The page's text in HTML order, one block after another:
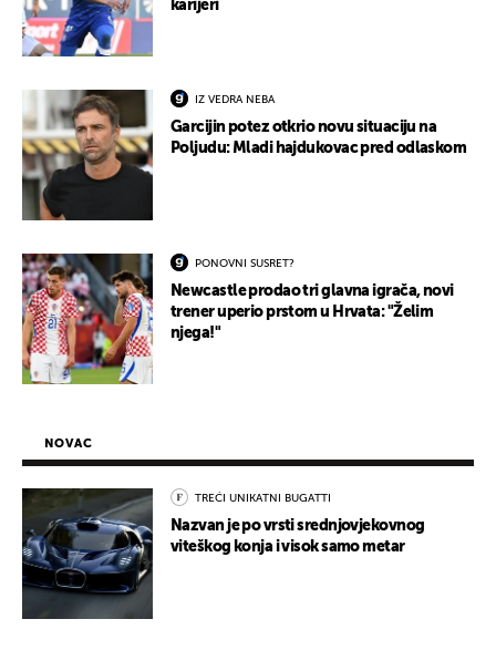
karijeri
IZ VEDRA NEBA
Garcijin potez otkrio novu situaciju na
Poljudu: Mladi hajdukovac pred odlaskom
PONOVNI SUSRET?
Newcastle prodao tri glavna igrača, novi
trener uperio prstom u Hrvata: "Želim
njega!"
NOVAC
TREĆI UNIKATNI BUGATTI
Nazvan je po vrsti srednjovjekovnog
viteškog konja i visok samo metar